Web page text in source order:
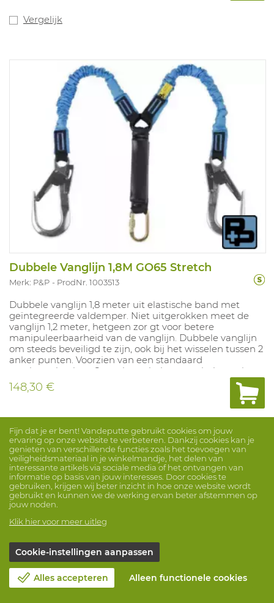
Vergelijk
Dubbele Vanglijn 1,8M GO65 Stretch
Merk: P&P ProdNr. 1003513
Dubbele vanglijn 1,8 meter uit elastische band met
geïntegreerde valdemper. Niet uitgerokken meet de
vanglijn 1,2 meter, hetgeen zor gt voor betere
manipuleerbaarheid van de vanglijn. Dubbele vanglijn
om steeds beveiligd te zijn, ook bij het wisselen tussen 2
anker punten. Voorzien van een standaard
musketonhaak en 2 musketonhaken met bekopening
van 65 mm. Dient als verbinding tussen ankerpunt e n
harnas.
148,30 €
Vergelijk
Fijn dat je er bent! Vandeputte gebruikt cookies om jouw
ervaring op onze website te verbeteren. Dankzij cookies kan je
genieten van verschillende functies zoals het toevoegen van
veiligheidsmateriaal in je winkelmandje, het delen van
interessante artikels via sociale media of het ontvangen van
informatie op basis van jouw interesses. Door cookies te
gebruiken, krijgen wij beter inzicht in hoe onze website wordt
gebruikt en kunnen we de werking ervan beter afstemmen op
jouw noden.
Klik hier voor meer uitleg
Cookie-instellingen aanpassen
Alles accepteren Alleen functionele cookies